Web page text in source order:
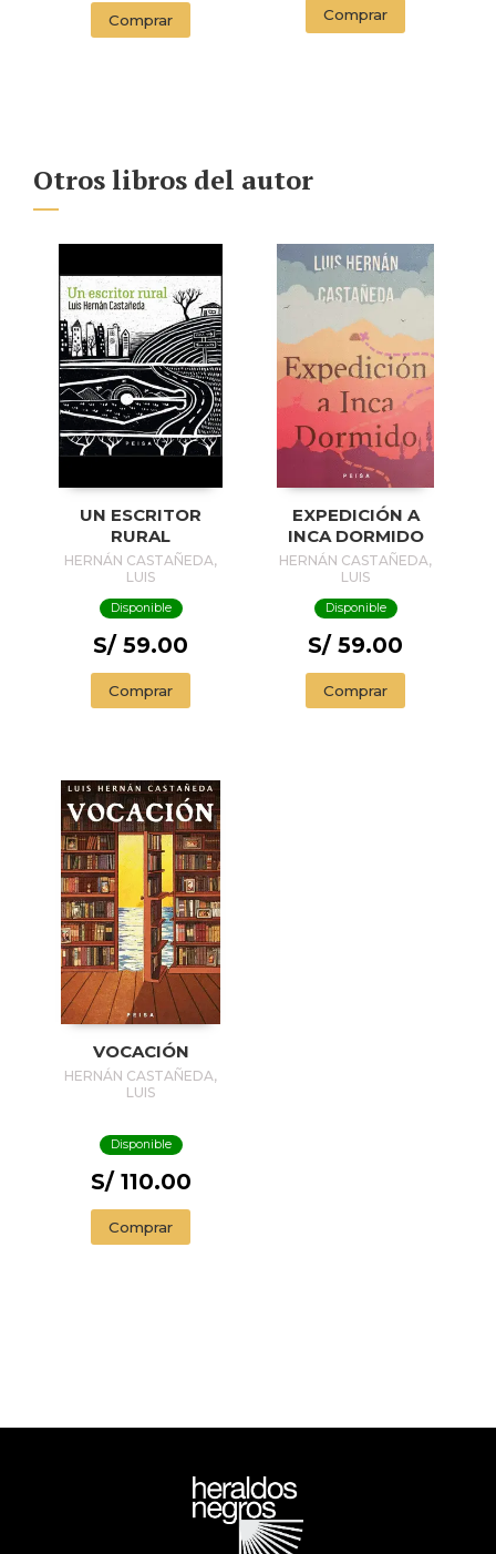
(EDITION
ENDORSED BY THE
Comprar Comprar
Otros libros del autor
UN ESCRITOR
RURAL
HERNÁN CASTAÑEDA,
LUIS
Disponible
S/ 59.00
Comprar
EXPEDICIÓN A
INCA DORMIDO
HERNÁN CASTAÑEDA,
LUIS
Disponible
S/ 59.00
Comprar
VOCACIÓN
HERNÁN CASTAÑEDA,
LUIS
Disponible
S/ 110.00
Comprar